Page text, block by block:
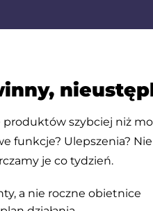
produktów szybciej niż
funkcje? Ulepszenia?
je co tydzień.
a nie roczne obietnice